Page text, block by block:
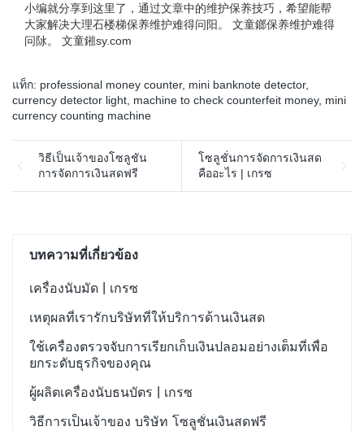
小编就分享到这里了，通过文章中的维护保养技巧，希望能帮
大家解决大理石楼梯保养维护难得问阳。 文童鎯保养维护难得
问阥。 文童鎺sy.com
แท็ก: professional money counter, mini banknote detector,
currency detector light, machine to check counterfeit money, mini
currency counting machine
วิธีเป็นเจ้าของโซลูชัน
การจัดการเงินสดฟรี
โซลูชั่นการจัดการเงินสด
คืออะไร | เกรซ
บทความที่เกี่ยวข้อง
เครื่องนับมัด | เกรซ
เหตุผลที่เรารักบริษัทที่ให้บริการด้านเงินสด
ใช้เครื่องตรวจจับการเรียกเก็บเงินปลอมอย่างเต็มที่เพื่อ
ยกระดับธุรกิจของคุณ
ผู้ผลิตเครื่องนับธนบัตร | เกรซ
วิธีการเป็นเจ้าของ บริษัท โซลูชั่นเงินสดฟรี